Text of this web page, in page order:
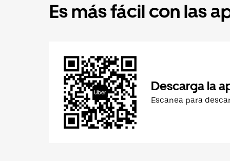
Es más fácil con las
Descarga la
Escanea para